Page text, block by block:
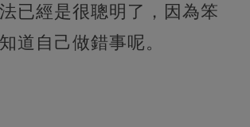
已經是很聰明了，因為笨
知道自己做錯事呢。